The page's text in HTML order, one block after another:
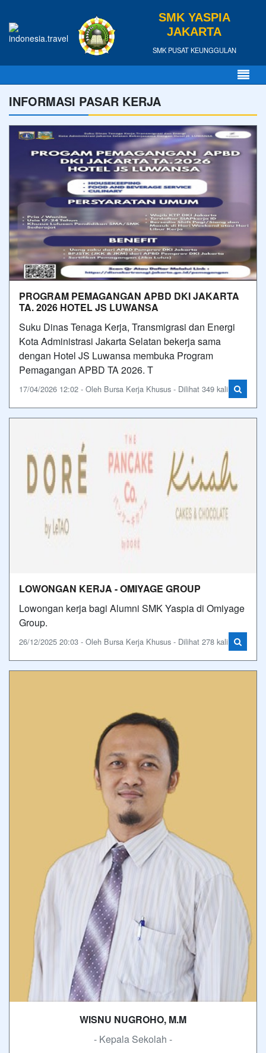
SMK YASPIA
JAKARTA
SMK PUSAT KEUNGGULAN
INFORMASI PASAR KERJA
PROGRAM PEMAGANGAN APBD DKI JAKARTA
TA. 2026 HOTEL JS LUWANSA
Suku Dinas Tenaga Kerja, Transmigrasi dan Energi
Kota Administrasi Jakarta Selatan bekerja sama
dengan Hotel JS Luwansa membuka Program
Pemagangan APBD TA 2026. T
17/04/2026 12:02 - Oleh Bursa Kerja Khusus - Dilihat 349 kali
LOWONGAN KERJA - OMIYAGE GROUP
Lowongan kerja bagi Alumni SMK Yaspia di Omiyage
Group.
26/12/2025 20:03 - Oleh Bursa Kerja Khusus - Dilihat 278 kali
WISNU NUGROHO, M.M
- Kepala Sekolah -